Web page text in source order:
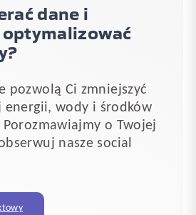
dane i
pozwolą Ci zmniejszyć
energii, wody i środków
o Twojej
nasze social